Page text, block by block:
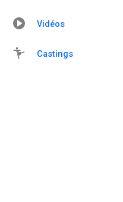
Vidéos
Castings